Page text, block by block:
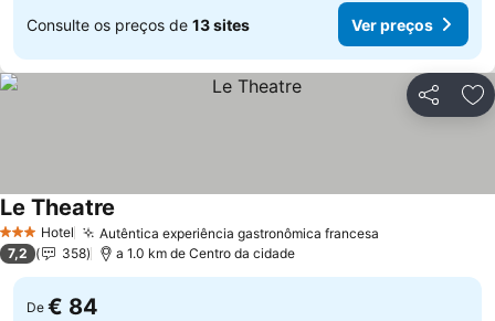
Consulte os preços de 13 sites Ver preços
Partilhar
3 EstrelasHotel Autêntica experiência gastronômica francesa
Le Theatre
7,2 358 a 1.0 km de Centro da cidade
De € 84